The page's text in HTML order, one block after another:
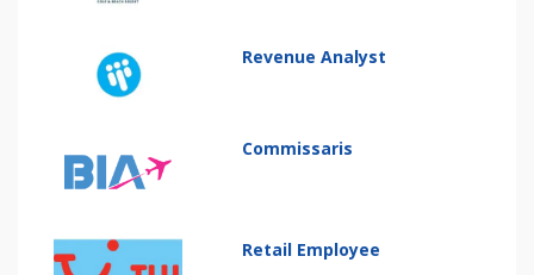
Revenue Analyst
Commissaris
Retail Employee